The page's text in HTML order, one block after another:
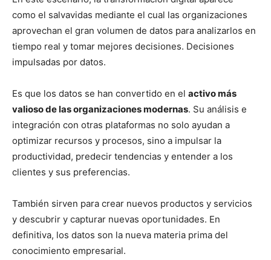
como el salvavidas mediante el cual las organizaciones
aprovechan el gran volumen de datos para analizarlos en
tiempo real y tomar mejores decisiones. Decisiones
impulsadas por datos.
Es que los datos se han convertido en el activo más
valioso de las organizaciones modernas. Su análisis e
integración con otras plataformas no solo ayudan a
optimizar recursos y procesos, sino a impulsar la
productividad, predecir tendencias y entender a los
clientes y sus preferencias.
También sirven para crear nuevos productos y servicios
y descubrir y capturar nuevas oportunidades. En
definitiva, los datos son la nueva materia prima del
conocimiento empresarial.